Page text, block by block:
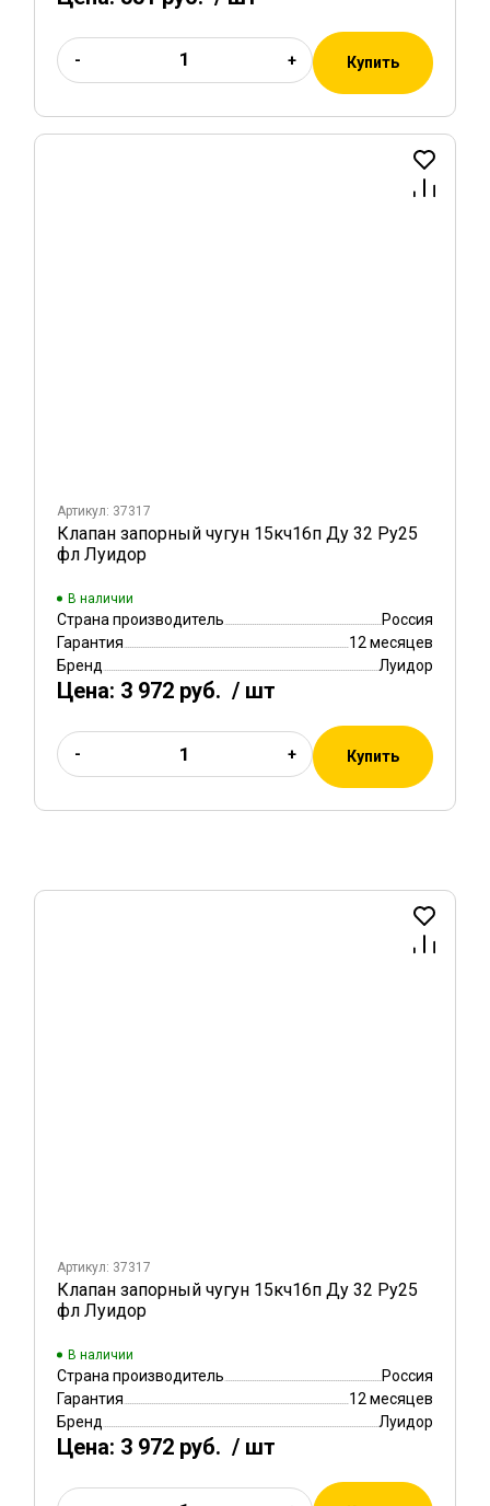
- + Купить
Артикул: 37317
Клапан запорный чугун 15кч16п Ду 32 Ру25
фл Луидор
В наличии
Страна производитель
Россия
Гарантия
12 месяцев
Бренд
Луидор
Цена: 3 972 руб. / шт
- + Купить
Артикул: 37317
Клапан запорный чугун 15кч16п Ду 32 Ру25
фл Луидор
В наличии
Страна производитель
Россия
Гарантия
12 месяцев
Бренд
Луидор
Цена: 3 972 руб. / шт